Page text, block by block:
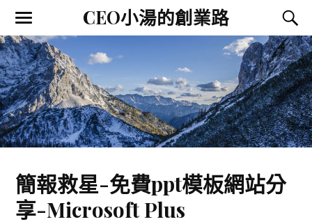
CEO小湯的創業路
簡報救星-免費ppt模板網站分
享-Microsoft Plus